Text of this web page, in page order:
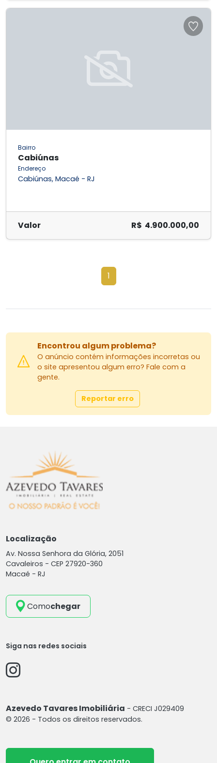
Bairro
Cabiúnas
Endereço
Cabiúnas, Macaé - RJ
Valor R$ 4.900.000,00
1
Encontrou algum problema?
O anúncio contém informações incorretas ou
o site apresentou algum erro? Fale com a
gente.
Reportar erro
Localização
Av. Nossa Senhora da Glória, 2051
Cavaleiros - CEP 27920-360
Macaé - RJ
Comochegar
Siga nas redes sociais
Azevedo Tavares Imobiliária - CRECI J029409
© 2026 - Todos os direitos reservados.